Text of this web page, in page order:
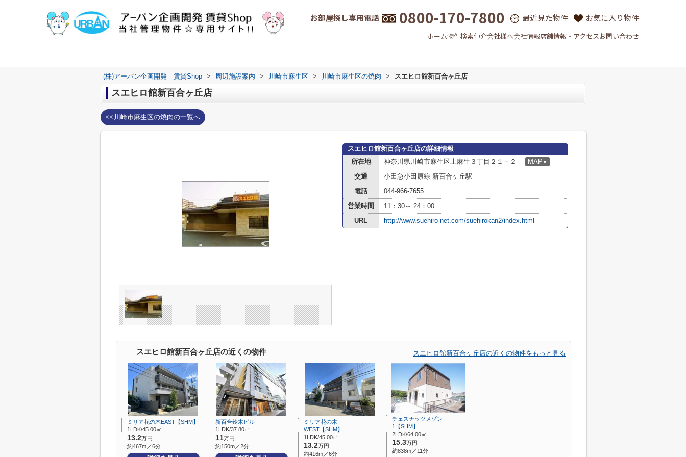
お部屋探し専用電話 0800-170-7800 最近見た物件 お気に入り物件
ホーム物件検索仲介会社様へ会社情報店舗情報・アクセスお問い合わせ
(株)アーバン企画開発 賃貸Shop > 周辺施設案内 > 川崎市麻生区 > 川崎市麻生区の焼肉 > スエヒロ館新百合ヶ丘店
スエヒロ館新百合ヶ丘店
<<川崎市麻生区の焼肉の一覧へ
スエヒロ館新百合ヶ丘店の詳細情報
所在地
神奈川県川崎市麻生区上麻生３丁目２１－２ MAP ▼
交通
小田急小田原線 新百合ヶ丘駅
電話
044-966-7655
営業時間
11：30～ 24：00
URL
http://www.suehiro-net.com/suehirokan2/index.html
スエヒロ館新百合ヶ丘店の近くの物件 スエヒロ館新百合ヶ丘店の近くの物件をもっと見る
ミリア花の木EAST【SHM】
1LDK/45.00㎡
13.2万円
約467m／6分
新百合鈴木ビル
1LDK/37.80㎡
11万円
約150m／2分
ミリア花の木
WEST【SHM】
1LDK/45.00㎡
13.2万円
約416m／6分
チェスナッツメゾン
1【SHM】
2LDK/64.00㎡
15.3万円
約838m／11分